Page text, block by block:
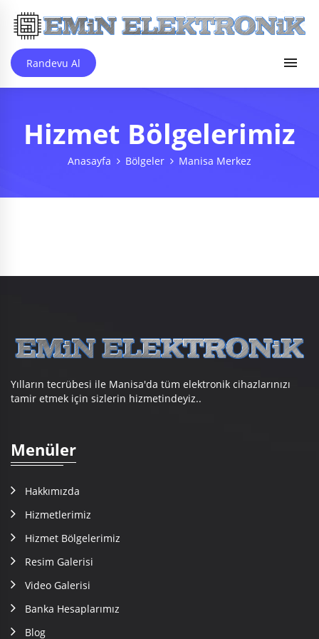
Randevu Al
Hizmet Bölgelerimiz
Anasayfa Bölgeler Manisa Merkez
Yılların tecrübesi ile Manisa'da tüm elektronik cihazlarınızı
tamir etmek için sizlerin hizmetindeyiz..
Menüler
Hakkımızda
Hizmetlerimiz
Hizmet Bölgelerimiz
Resim Galerisi
Video Galerisi
Banka Hesaplarımız
Blog